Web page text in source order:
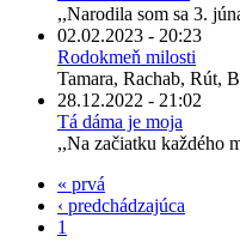
,,Narodila som sa 3.
02.02.2023 - 20:23
Rodokmeň milosti
Tamara, Rachab, Rút,
28.12.2022 - 21:02
Tá dáma je moja
,,Na začiatku každého
« prvá
‹ predchádzajúca
1